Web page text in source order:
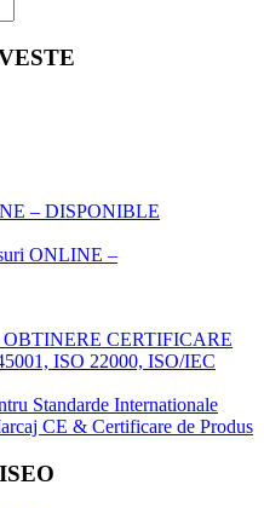
– DISPONIBLE
ONLINE –
OBTINERE CERTIFICARE
ISO 22000, ISO/IEC
Standarde Internationale
CE & Certificare de Produs